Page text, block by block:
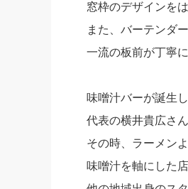
窓枠のデザインを
また、バーテンダ
一流の板前が丁寧
味噌汁バーが誕生
代表の横井貴広さ
その時、ラーメン
味噌汁を軸にした